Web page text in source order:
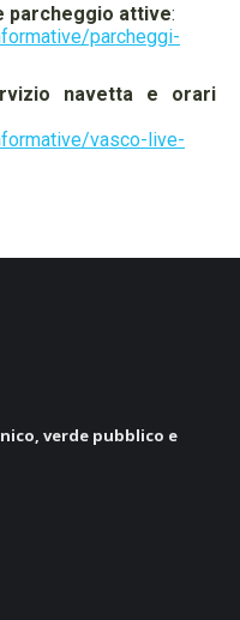
parcheggio attive:
parcheggi-
navetta e orari
vasco-live-
verde pubblico e